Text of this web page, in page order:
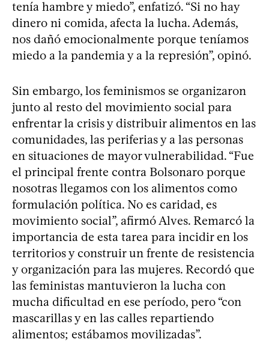
tenía hambre y miedo”, enfatizó. “Si no hay
dinero ni comida, afecta la lucha. Además,
nos dañó emocionalmente porque teníamos
miedo a la pandemia y a la represión”, opinó.
Sin embargo, los feminismos se organizaron
junto al resto del movimiento social para
enfrentar la crisis y distribuir alimentos en las
comunidades, las periferias y a las personas
en situaciones de mayor vulnerabilidad. “Fue
el principal frente contra Bolsonaro porque
nosotras llegamos con los alimentos como
formulación política. No es caridad, es
movimiento social”, afirmó Alves. Remarcó la
importancia de esta tarea para incidir en los
territorios y construir un frente de resistencia
y organización para las mujeres. Recordó que
las feministas mantuvieron la lucha con
mucha dificultad en ese período, pero “con
mascarillas y en las calles repartiendo
alimentos; estábamos movilizadas”.